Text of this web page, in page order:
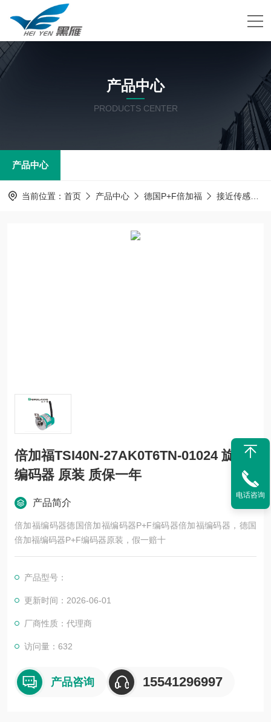
产品中心
PRODUCTS CENTER
产品中心
当前位置： 首页 产品中心 德国P+F倍加福 接近传感器
倍加福TSI40N-27AK0T6TN-01024 旋转
编码器 原装 质保一年
产品简介
倍加福编码器德国倍加福编码器P+F编码器倍加福编码器，德国
倍加福编码器P+F编码器原装，假一赔十
产品型号：
更新时间：2026-06-01
厂商性质：代理商
访问量：632
产品咨询 15541296997
电话咨询